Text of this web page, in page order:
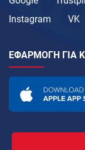
Instagram
VK
ΕΦΑΡΜΟΓΉ ΓΙΑ